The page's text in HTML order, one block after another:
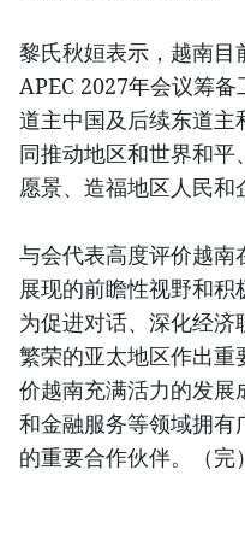
黎氏秋姮表示，越南
APEC 2027年会议筹
道主中国及后续东道
同推动地区和世界和平
愿景、造福地区人民和
与会代表高度评价越南
展现的前瞻性视野和
为促进对话、深化经
繁荣的亚太地区作出
价越南充满活力的发展
和金融服务等领域拥有
的重要合作伙伴。（完）